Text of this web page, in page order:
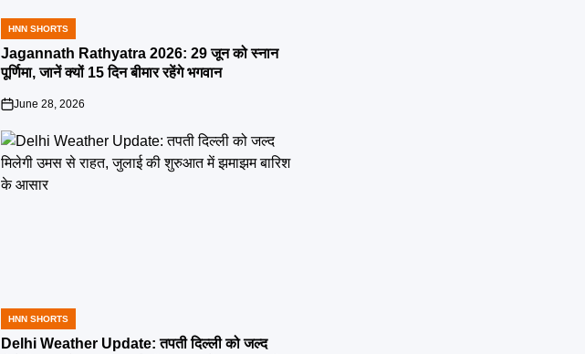
POSTED
IN
HNN SHORTS
Jagannath Rathyatra 2026: 29 जून को स्नान
पूर्णिमा, जानें क्यों 15 दिन बीमार रहेंगे भगवान
on
June 28, 2026
POSTED
IN
HNN SHORTS
Delhi Weather Update: तपती दिल्ली को जल्द